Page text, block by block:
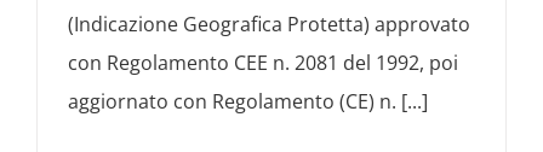
(Indicazione Geografica Protetta) approvato
con Regolamento CEE n. 2081 del 1992, poi
aggiornato con Regolamento (CE) n. [...]